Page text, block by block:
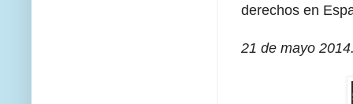
derechos en
21 de mayo